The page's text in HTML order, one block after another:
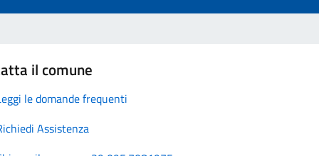
il comune
le domande frequenti
Assistenza